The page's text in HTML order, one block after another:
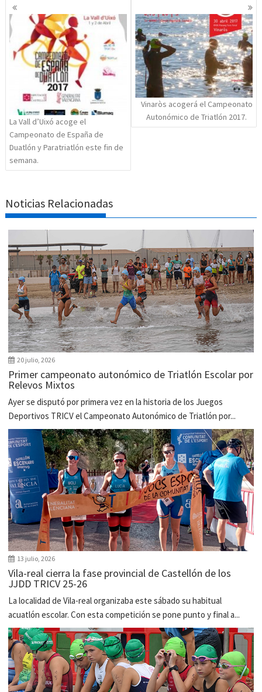
de
entradas
La Vall d’Uixó acoge el
Campeonato de España de
Duatlón y Paratriatlón este fin de
semana.
Vinaròs acogerá el Campeonato
Autonómico de Triatlón 2017.
Noticias Relacionadas
20 julio, 2026
Primer campeonato autonómico de Triatlón Escolar por
Relevos Mixtos
Ayer se disputó por primera vez en la historia de los Juegos
Deportivos TRICV el Campeonato Autonómico de Triatlón por...
13 julio, 2026
Vila-real cierra la fase provincial de Castellón de los
JJDD TRICV 25-26
La localidad de Vila-real organizaba este sábado su habitual
acuatlón escolar. Con esta competición se pone punto y final a...